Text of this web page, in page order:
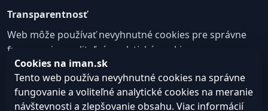
Transparentnosť
Web môže používať nevyhnutné cookies pre správne
fungovanie a voliteľné analytické cookies na
zlepšovanie obsahu a používateľskej skúsenosti.
Nastavenie cookies
Cookies na iman.sk
Tento web používa nevyhnutné cookies na správne
fungovanie a voliteľné analytické cookies na meranie
návštevnosti a zlepšovanie obsahu. Viac informácií